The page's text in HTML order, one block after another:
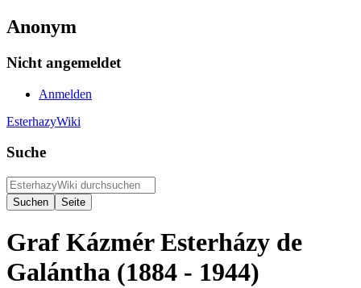
Anonym
Nicht angemeldet
Anmelden
EsterhazyWiki
Suche
Graf Kázmér Esterházy de
Galántha (1884 - 1944)